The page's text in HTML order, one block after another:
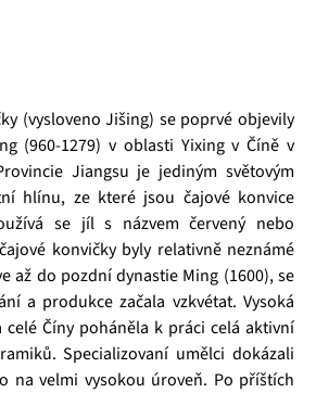
(vyslovenoJišing) se poprvé objevily
(960-1279) v oblasti Yixing v Číně v
Jiangsu je jediným světovým
hlínu, ze které jsou čajové konvice
se jíl s názvem červený nebo
konvičky byly relativně neznámé
až do pozdní dynastie Ming (1600), se
a produkce začala vzkvétat. Vysoká
celé Číny poháněla k práci celá aktivní
Specializovaní umělci dokázali
na velmi vysokou úroveň. Po příštích